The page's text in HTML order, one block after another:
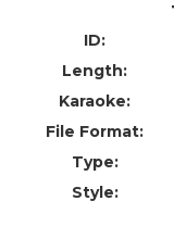
ID:
Length:
Karaoke:
File Format:
Type:
Style: